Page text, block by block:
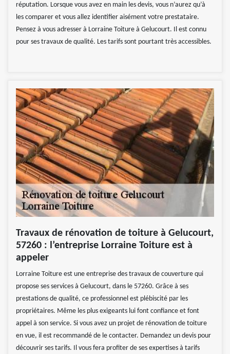
réputation. Lorsque vous avez en main les devis, vous n’aurez qu’à
les comparer et vous allez identifier aisément votre prestataire.
Pensez à vous adresser à Lorraine Toiture à Gelucourt. Il est connu
pour ses travaux de qualité. Les tarifs sont pourtant très accessibles.
Travaux de rénovation de toiture à Gelucourt,
57260 : l’entreprise Lorraine Toiture est à
appeler
Lorraine Toiture est une entreprise des travaux de couverture qui
propose ses services à Gelucourt, dans le 57260. Grâce à ses
prestations de qualité, ce professionnel est plébiscité par les
propriétaires. Même les plus exigeants lui font confiance et font
appel à son service. Si vous avez un projet de rénovation de toiture
en vue, il est recommandé de le contacter. Demandez un devis pour
découvrir ses tarifs. Il vous fera profiter de ses expertises à tarifs